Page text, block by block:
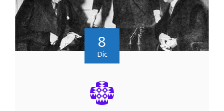
8
Dic